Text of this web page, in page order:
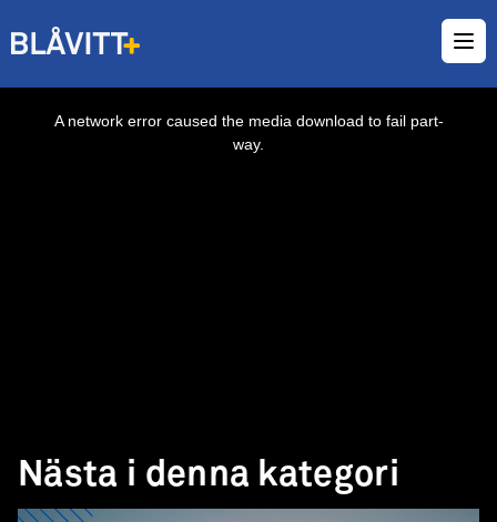
A network error caused the media download to fail part-
way.
Nästa i denna kategori